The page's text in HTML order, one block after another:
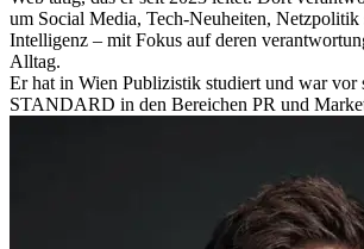
um Social Media, Tech-Neuheiten,
Intelligenz – mit Fokus auf deren
Alltag.
Er hat in Wien Publizistik studiert und war vor
STANDARD in den Bereichen PR und